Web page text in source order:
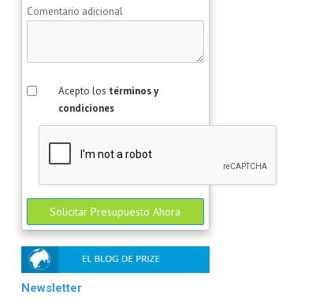
Comentario adicional
Acepto los términos y
condiciones
Solicitar Presupuesto Ahora
Newsletter